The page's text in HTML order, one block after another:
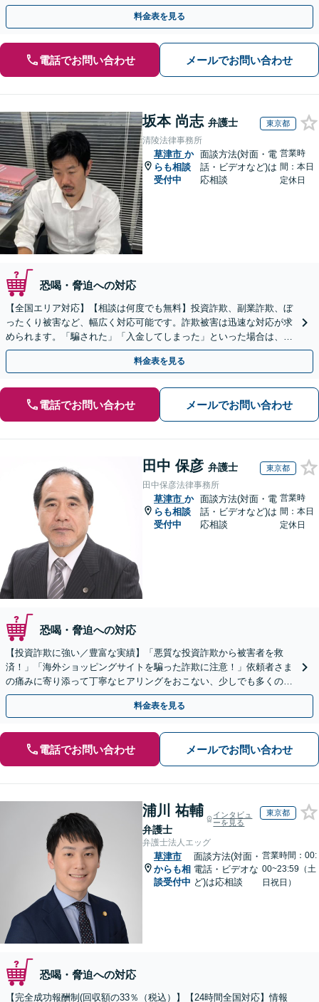
度ご相談ください【休日・夜間相談可】
料金表を見る
電話でお問い合わせ メールでお問い合わせ
坂本 尚志 弁護士 東京都
清陵法律事務所
草津市 か
らも相談
受付中
面談方法(対面・電
話・ビデオなど)は
応相談
営業時
間：本日
定休日
恐喝・脅迫への対応
【全国エリア対応】【相談は何度でも無料】投資詐欺、副業詐欺、ぼ
ったくり被害など、幅広く対応可能です。詐欺被害は迅速な対応が求
められます。「騙された」「入金してしまった」といった場合は、お
早めにご相談ください。【電話・メール・WEB相談可】
料金表を見る
電話でお問い合わせ メールでお問い合わせ
田中 保彦 弁護士 東京都
田中保彦法律事務所
草津市 か
らも相談
受付中
面談方法(対面・電
話・ビデオなど)は
応相談
営業時
間：本日
定休日
恐喝・脅迫への対応
【投資詐欺に強い／豊富な実績】「悪質な投資詐欺から被害者を救
済！」「海外ショッピングサイトを騙った詐欺に注意！」依頼者さま
の痛みに寄り添って丁寧なヒアリングをおこない、少しでも多くの返
金が得られるよう尽力します！
料金表を見る
電話でお問い合わせ メールでお問い合わせ
浦川 祐輔
弁護士
インタビュ
ーを見る
東京都
弁護士法人エッグ
草津市
からも相
談受付中
面談方法(対面・
電話・ビデオな
ど)は応相談
営業時間：00:
00~23:59（土
日祝日）
恐喝・脅迫への対応
【完全成功報酬制(回収額の33％（税込）】【24時間全国対応】情報